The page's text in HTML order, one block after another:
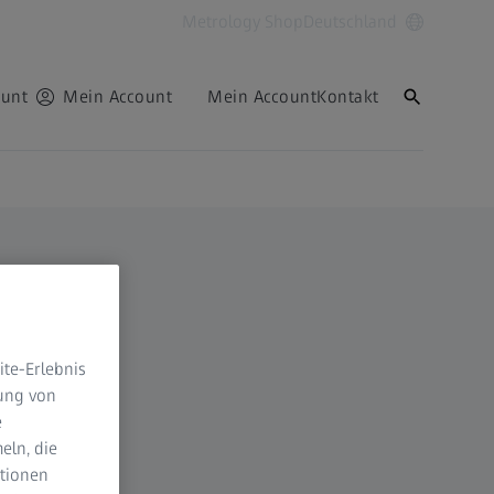
Mein Account Mein AccountKontakt
Erlebnis
von
die